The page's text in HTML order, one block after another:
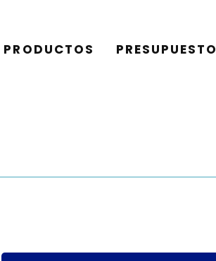
PRODUCTOS PRESUPUESTO